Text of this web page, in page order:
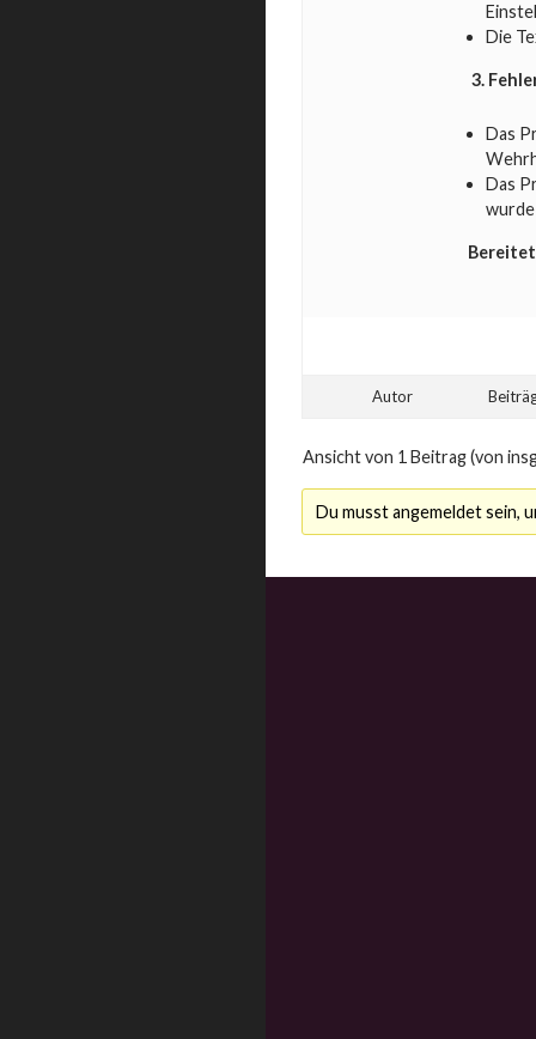
Die
3.
Das
Das
Autor
Ansicht von 1 Beitrag (von
Du musst angemeldet sein,